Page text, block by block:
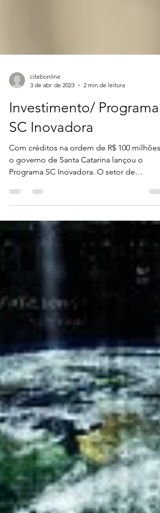
citebonline
3 de abr. de 2023
2 min de leitura
Investimento/ Programa
SC Inovadora
Com créditos na ordem de R$ 100 milhões,
o governo de Santa Catarina lançou o
tecnologia e inovação é...